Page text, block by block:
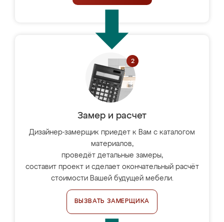
Замер и расчет
Дизайнер-замерщик приедет к Вам с каталогом
материалов,
проведёт детальные замеры,
составит проект и сделает окончательный расчёт
стоимости Вашей будущей мебели.
ВЫЗВАТЬ ЗАМЕРЩИКА